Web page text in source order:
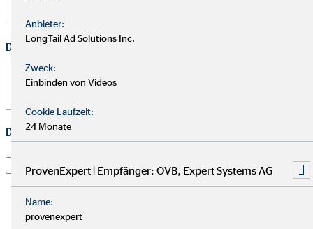
Deine Nachricht
Datenschutz*
gelesen und willige
darin ein, dass die OVB Vermögensberatung AG die von
Anbieter:
LongTail Ad Solutions Inc.
Zweck:
Einbinden von Videos
Cookie Laufzeit:
24 Monate
ProvenExpert | Empfänger: OVB, Expert Systems AG
Name:
provenexpert